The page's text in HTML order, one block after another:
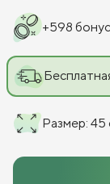
+598
Размер: 45